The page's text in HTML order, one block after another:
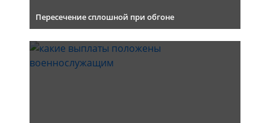
Пересечение сплошной при обгоне